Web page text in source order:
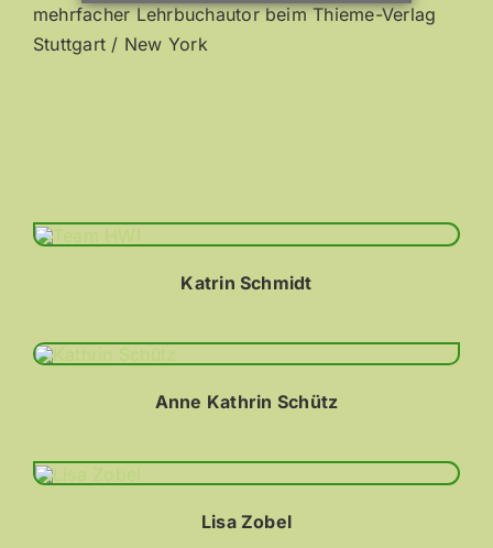
mehrfacher Lehrbuchautor beim Thieme-Verlag
Stuttgart / New York
Katrin Schmidt
Anne Kathrin Schütz
Lisa Zobel